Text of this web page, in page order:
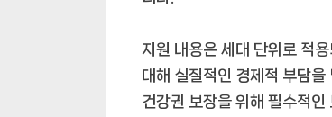
지원 내용은 세대 단위로 적
대해 실질적인 경제적 부담을
건강권 보장을 위해 필수적